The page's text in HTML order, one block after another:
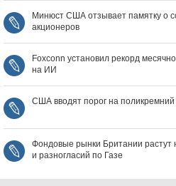
Минюст США отзывает памятку о
акционеров
Foxconn установил рекорд
на ИИ
США вводят порог на поликремний
Фондовые рынки Британии
и разногласий по Газе